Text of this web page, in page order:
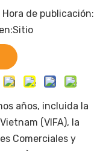
de publicación:
Sitio
años, incluida la
(VIFA), la
Comerciales y